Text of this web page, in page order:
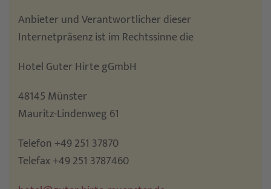
Anbieter und Verantwortlicher dieser
Internetpräsenz ist im Rechtssinne die
Hotel Guter Hirte gGmbH
48145 Münster
Mauritz-Lindenweg 61
Telefon +49 251 37870
Telefax +49 251 3787460